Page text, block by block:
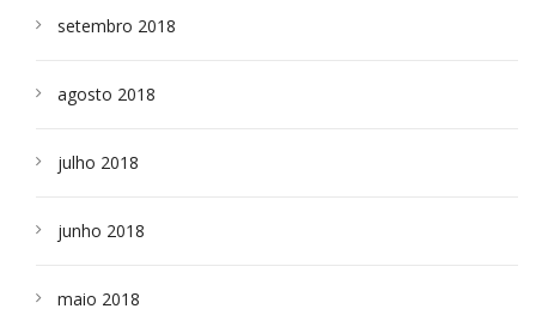
setembro 2018
agosto 2018
julho 2018
junho 2018
maio 2018